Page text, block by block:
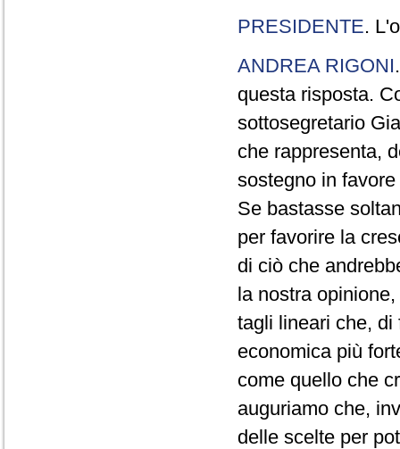
PRESIDENTE.
ANDREA RIGONI
questa risposta.
sottosegretario
che rappresenta,
sostegno in
Se bastasse
per favorire la
di ciò che
la nostra
tagli lineari che, di
economica più
come quello che
auguriamo che,
delle scelte per